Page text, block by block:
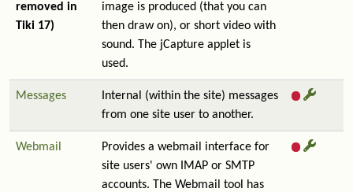
removed in
Tiki 17)
image is produced (that you can
then draw on), or short video with
sound. The jCapture applet is
used.
Messages
Internal (within the site) messages
from one site user to another.
Webmail
Provides a webmail interface for
site users' own IMAP or SMTP
accounts. The Webmail tool has